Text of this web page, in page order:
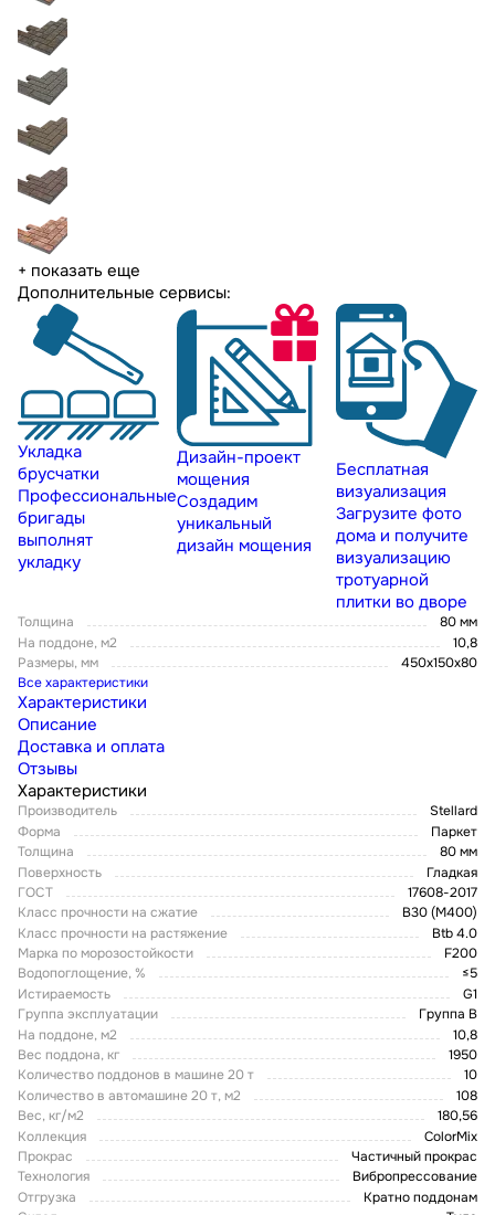
+ показать еще
Дополнительные сервисы:
Укладка
брусчатки
Профессиональные
бригады
выполнят
укладку
Дизайн-проект
мощения
Создадим
уникальный
дизайн мощения
Бесплатная
визуализация
Загрузите фото
дома и получите
визуализацию
тротуарной
плитки во дворе
Толщина
80 мм
На поддоне, м2
10,8
Размеры, мм
450х150х80
Все характеристики
Характеристики
Описание
Доставка и оплата
Отзывы
Характеристики
Производитель
Stellard
Форма
Паркет
Толщина
80 мм
Поверхность
Гладкая
ГОСТ
17608-2017
Класс прочности на сжатие
В30 (М400)
Класс прочности на растяжение
Btb 4.0
Марка по морозостойкости
F200
Водопоглощение, %
≤5
Истираемость
G1
Группа эксплуатации
Группа В
На поддоне, м2
10,8
Вес поддона, кг
1950
Количество поддонов в машине 20 т
10
Количество в автомашине 20 т, м2
108
Вес, кг/м2
180,56
Коллекция
ColorMix
Прокрас
Частичный прокрас
Технология
Вибропрессование
Отгрузка
Кратно поддонам